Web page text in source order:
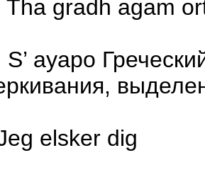
Tha gradh agam
S’ ayapo
elsker dig